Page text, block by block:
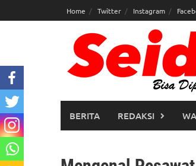
to
Home Twitter Instagram
BERITA REDAKSI